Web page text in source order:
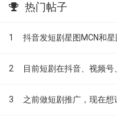
热门帖子
1 抖音发短剧星图MCN和
2
3 之前做短剧推广，现在